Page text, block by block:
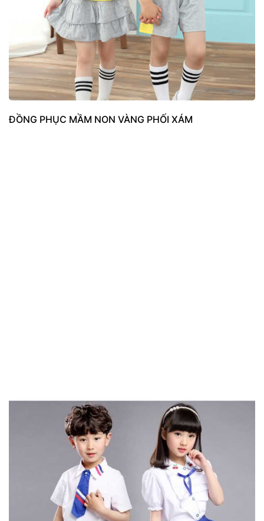
ĐỒNG PHỤC MẦM NON VÀNG PHỐI XÁM